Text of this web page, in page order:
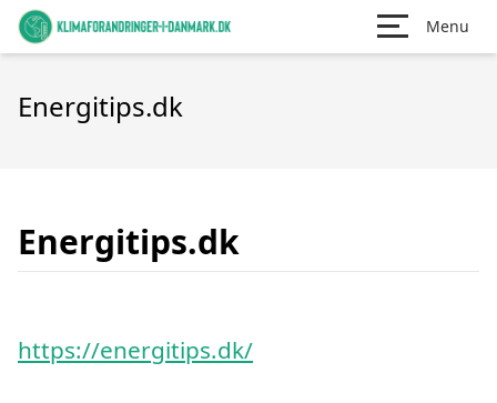
Menu
Energitips.dk
Energitips.dk
https://energitips.dk/